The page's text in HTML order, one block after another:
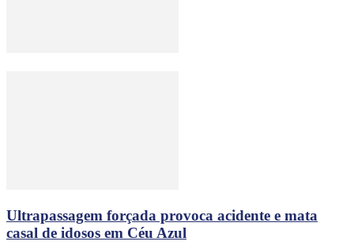
Ultrapassagem forçada provoca acidente e mata
casal de idosos em Céu Azul